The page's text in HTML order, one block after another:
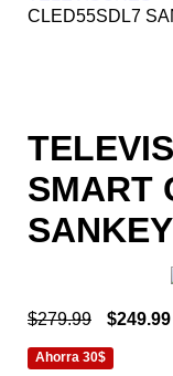
CLED55SDL7
SMART
SANKEY
$279.99 $249.99
Ahorra 30$